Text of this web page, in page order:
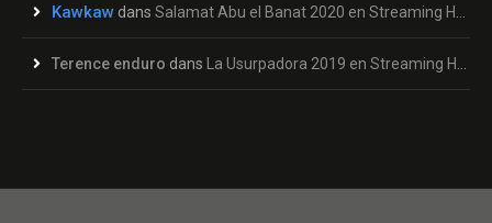
Kawkaw dans Salamat Abu el Banat 2020 en Streaming HD Gratuit !
Terence enduro dans La Usurpadora 2019 en Streaming HD Gratuit !